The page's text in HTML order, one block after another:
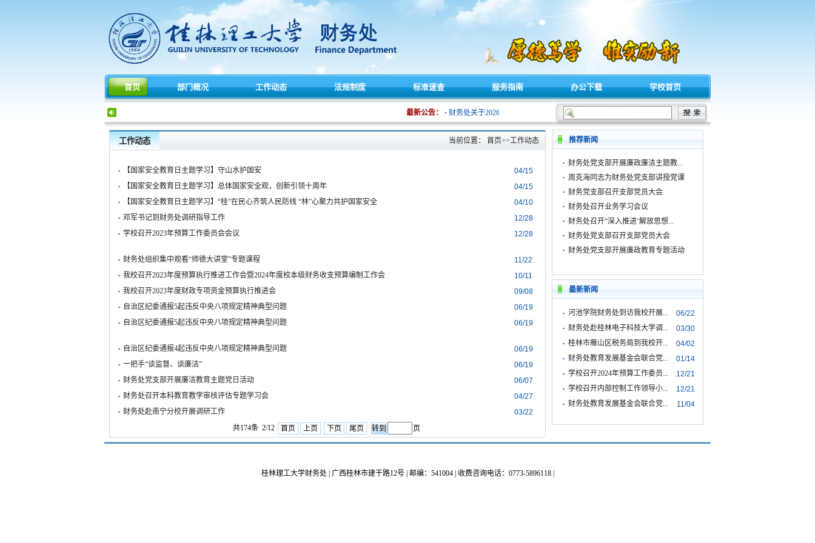
首页 部门概况 工作动态 法规制度 标准速查 服务指南 办公下载 学校首页
最新公告： ·财务处关于2026年暑假期间对外工作安排的通知 桂林理工大学基建项目竣工财务决算及报表审
工作动态 当前位置： 首页>>工作动态
· 【国家安全教育日主题学习】守山水护国安 04/15
· 【国家安全教育日主题学习】总体国家安全观，创新引领十周年 04/15
· 【国家安全教育日主题学习】“桂”在民心齐筑人民防线 “林”心聚力共护国家安全 04/10
· 邓军书记到财务处调研指导工作 12/28
· 学校召开2023年预算工作委员会会议 12/28
· 财务处组织集中观看“师德大讲堂”专题课程 11/22
· 我校召开2023年度预算执行推进工作会暨2024年度校本级财务收支预算编制工作会 10/11
· 我校召开2023年度财政专项资金预算执行推进会 09/08
· 自治区纪委通报5起违反中央八项规定精神典型问题 06/19
· 自治区纪委通报5起违反中央八项规定精神典型问题 06/19
· 自治区纪委通报4起违反中央八项规定精神典型问题 06/19
· 一把手“谈监督、谈廉洁” 06/19
· 财务处党支部开展廉洁教育主题党日活动 06/07
· 财务处召开本科教育教学审核评估专题学习会 04/27
· 财务处赴南宁分校开展调研工作
03/22
共174条 2/12
首页 上页 下页 尾页 页
推荐新闻
· 财务处党支部开展廉政廉洁主题教...
· 周克海同志为财务处党支部讲授党课
· 财务党支部召开支部党员大会
· 财务处召开业务学习会议
· 财务处召开“深入推进‘解放思想...
· 财务处党支部召开支部党员大会
· 财务处党支部开展廉政教育专题活动
最新新闻
· 河池学院财务处到访我校开展... 06/22
· 财务处赴桂林电子科技大学调... 03/30
· 桂林市雁山区税务局到我校开... 04/02
· 财务处教育发展基金会联合党... 01/14
· 学校召开2024年预算工作委员... 12/21
· 学校召开内部控制工作领导小... 12/21
· 财务处教育发展基金会联合党... 11/04
桂林理工大学财务处 | 广西桂林市建干路12号 | 邮编：541004 | 收费咨询电话：0773-5896118 |